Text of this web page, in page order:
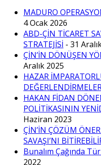
MADURO
4 Ocak 2026
ABD-ÇİN TİCARET
STRATEJİSİ - 31
ÇİN’İN DÖNÜŞEN
Aralık 2025
HAZAR
HAKAN FİDAN
POLİTİKASININ
Haziran 2023
ÇİN’İN ÇÖZÜM
SAVAŞI’NI
Bunalım Çağında
2022